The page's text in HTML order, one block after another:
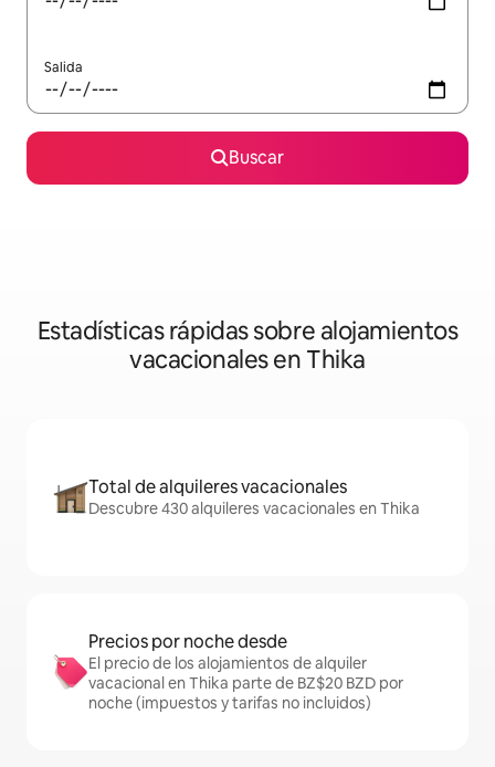
Salida
Buscar
Estadísticas rápidas sobre alojamientos
vacacionales en Thika
Total de alquileres vacacionales
Descubre 430 alquileres vacacionales en Thika
Precios por noche desde
El precio de los alojamientos de alquiler
vacacional en Thika parte de BZ$20 BZD por
noche (impuestos y tarifas no incluidos)